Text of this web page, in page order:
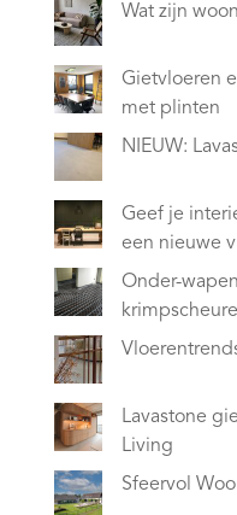
Wat zijn
Gietvloeren
met plinten
NIEUW:
Geef je
een nieuwe
Onder-
Lavastone
Living
Sfeervol